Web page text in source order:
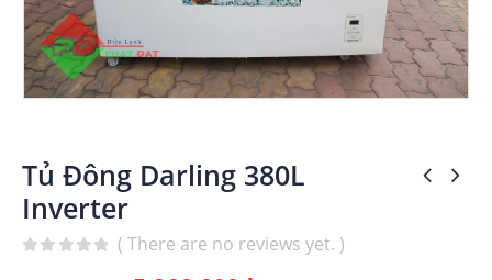
Tủ Đông Darling 380L
Inverter
( There are no reviews yet. )